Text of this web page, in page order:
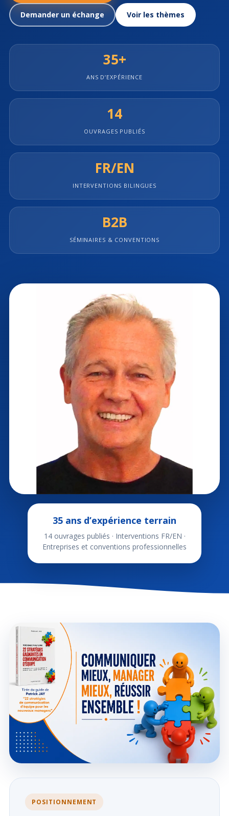
Demander un échange Voir les thèmes
35+
ANS D’EXPÉRIENCE
14
OUVRAGES PUBLIÉS
FR/EN
INTERVENTIONS BILINGUES
B2B
SÉMINAIRES & CONVENTIONS
35 ans d’expérience terrain
14 ouvrages publiés · Interventions FR/EN ·
Entreprises et conventions professionnelles
POSITIONNEMENT